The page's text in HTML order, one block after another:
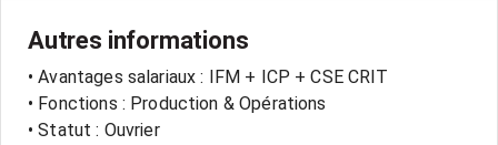
Autres informations
• Avantages salariaux : IFM + ICP + CSE CRIT
• Fonctions : Production & Opérations
• Statut : Ouvrier